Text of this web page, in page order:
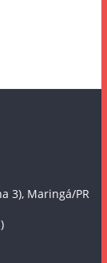
3), Maringá/PR